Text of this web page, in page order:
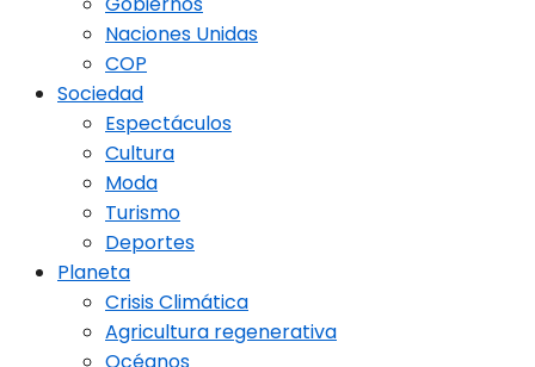
Naciones Unidas
COP
Sociedad
Espectáculos
Cultura
Moda
Turismo
Deportes
Planeta
Crisis Climática
Agricultura regenerativa
Océanos